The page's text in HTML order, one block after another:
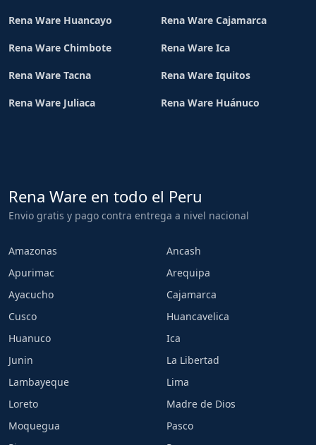
Rena Ware Huancayo Rena Ware Cajamarca
Rena Ware Chimbote Rena Ware Ica
Rena Ware Tacna Rena Ware Iquitos
Rena Ware Juliaca Rena Ware Huánuco
Rena Ware en todo el Peru
Envio gratis y pago contra entrega a nivel nacional
Amazonas
Ancash
Apurimac
Arequipa
Ayacucho
Cajamarca
Cusco
Huancavelica
Huanuco
Ica
Junin
La Libertad
Lambayeque
Lima
Loreto
Madre de Dios
Moquegua
Pasco